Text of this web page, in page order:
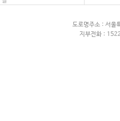
도로명주소 : 서울
지부전화 :